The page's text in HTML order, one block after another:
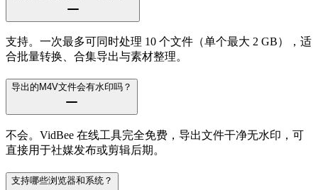
支持。一次最多可同时处理 10 个文件（单个最大 2 GB），适
合批量转换、合集导出与素材整理。
导出的M4V文件会有水印吗？
不会。VidBee 在线工具完全免费，导出文件干净无水印，可
直接用于社媒发布或剪辑后期。
支持哪些浏览器和系统？